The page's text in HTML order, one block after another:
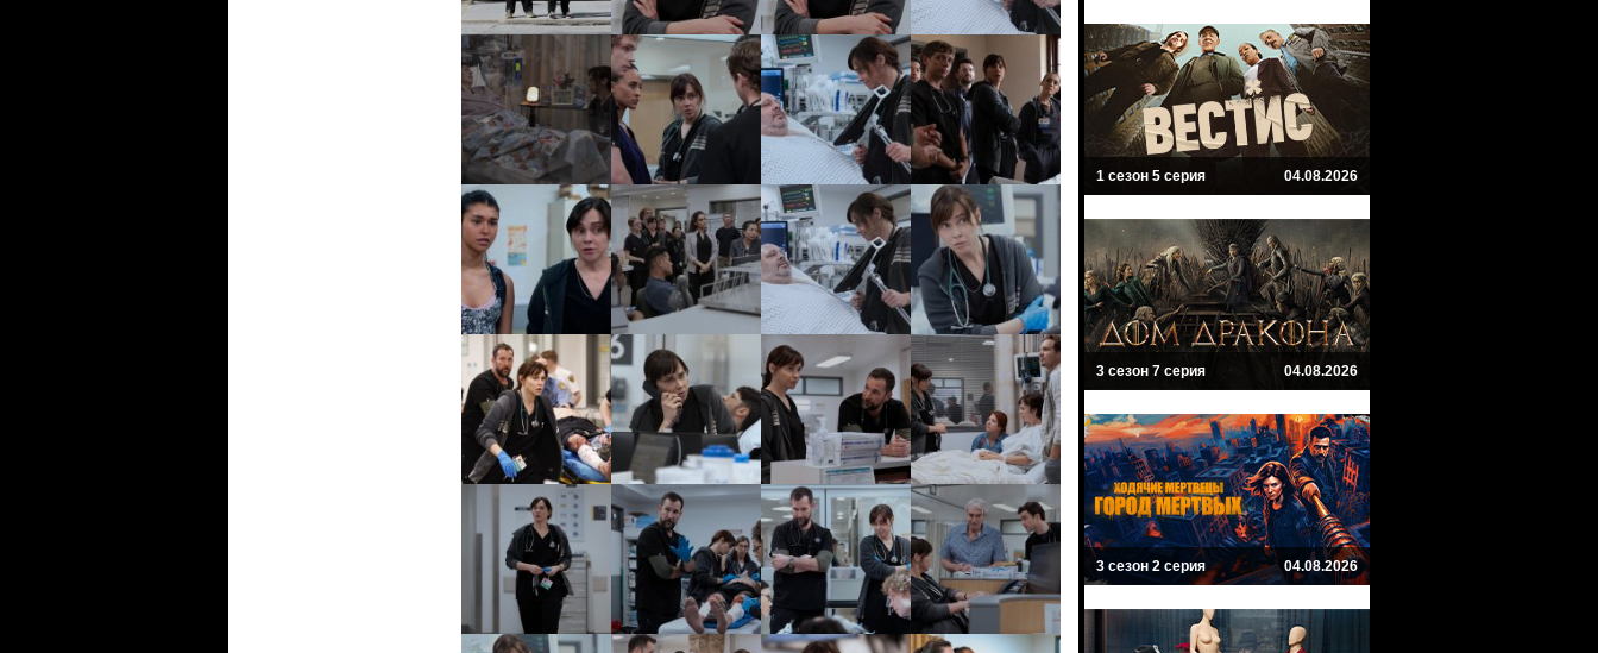
1 сезон 5 серия 04.08.2026
3 сезон 7 серия 04.08.2026
3 сезон 2 серия 04.08.2026